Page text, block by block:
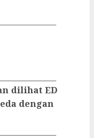
dilihat ED
dengan